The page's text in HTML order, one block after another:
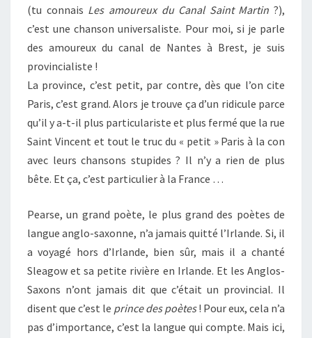
(tu connais Les amoureux du Canal Saint Martin ?),
c’est une chanson universaliste. Pour moi, si je parle
des amoureux du canal de Nantes à Brest, je suis
provincialiste !
La province, c’est petit, par contre, dès que l’on cite
Paris, c’est grand. Alors je trouve ça d’un ridicule parce
qu’il y a-t-il plus particulariste et plus fermé que la rue
Saint Vincent et tout le truc du « petit » Paris à la con
avec leurs chansons stupides ? Il n’y a rien de plus
bête. Et ça, c’est particulier à la France …
Pearse, un grand poète, le plus grand des poètes de
langue anglo-saxonne, n’a jamais quitté l’Irlande. Si, il
a voyagé hors d’Irlande, bien sûr, mais il a chanté
Sleagow et sa petite rivière en Irlande. Et les Anglos-
Saxons n’ont jamais dit que c’était un provincial. Il
disent que c’est le prince des poètes! Pour eux, cela n’a
pas d’importance, c’est la langue qui compte. Mais ici,